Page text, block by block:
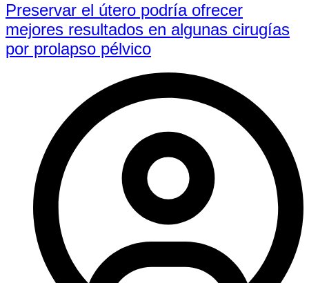
Preservar el útero podría ofrecer
mejores resultados en algunas cirugías
por prolapso pélvico